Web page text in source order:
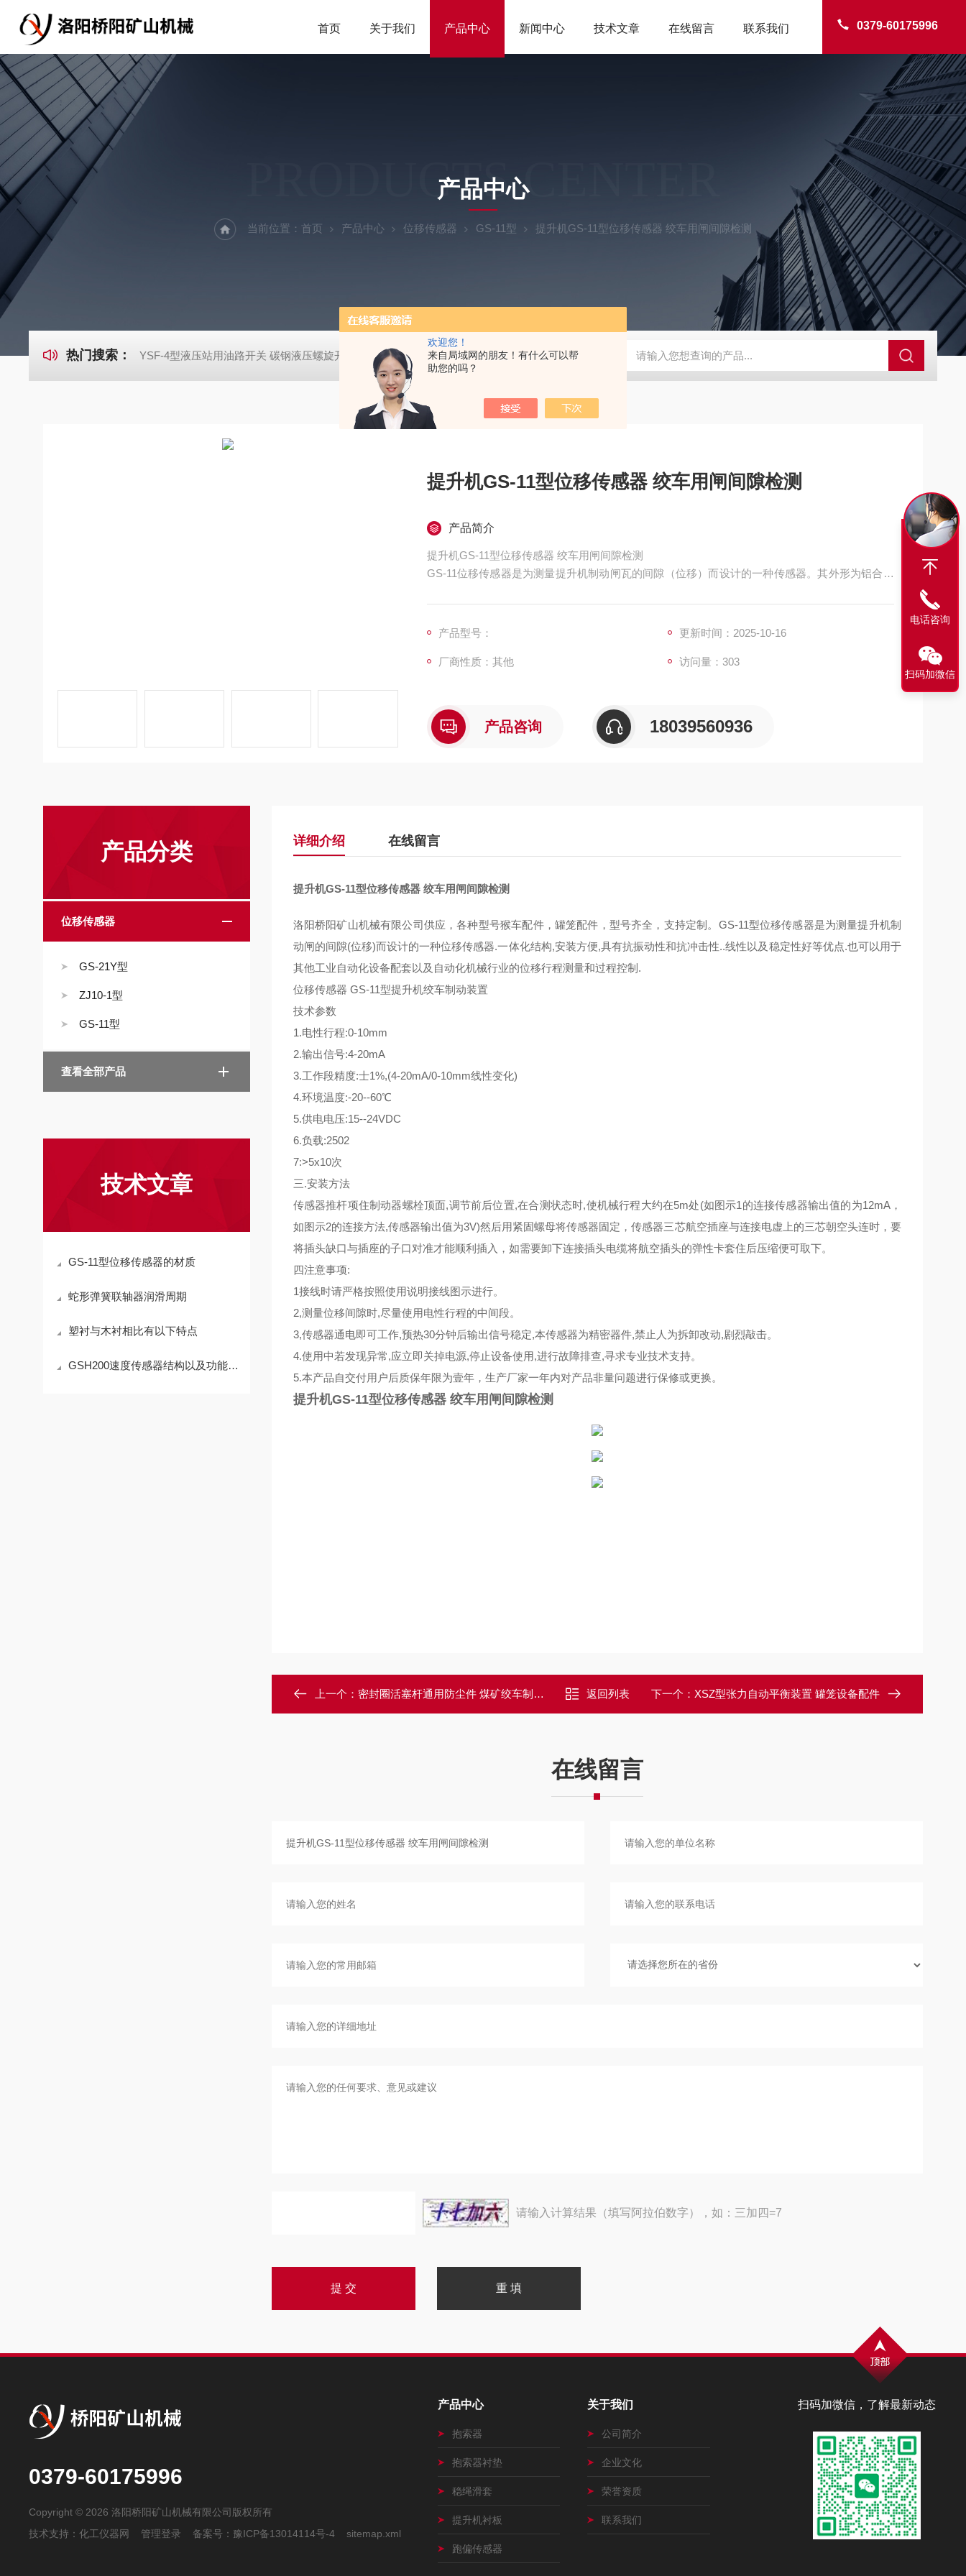
欢迎您！
来自局域网的朋友！有什么可以帮
助您的吗？
0379-60175996
首页 关于我们 产品中心 新闻中心 技术文章 在线留言 联系我们
PRODUCTS CENTER
产品中心
当前位置： 首页 产品中心 位移传感器 GS-11型 提升机GS-11型位移传感器 绞车用闸间隙检测
热门搜索： YSF-4型液压站用油路开关 碳钢液压螺旋开关 猴车配件橡胶轮衬 托压轮矿用斜井巷道用 矿用本安型行程开关KHXC24 井下机电设备 便携式移动液压系统总成 提升机
提升机GS-11型位移传感器 绞车用闸间隙检测
产品简介
提升机GS-11型位移传感器 绞车用闸间隙检测
GS-11位移传感器是为测量提升机制动闸瓦的间隙（位移）而设计的一种传感器。其外形为铝合金
产品型号： 更新时间：2025-10-16
厂商性质：其他 访问量：303
产品咨询 18039560936
产品分类
位移传感器
GS-21Y型
ZJ10-1型
GS-11型
查看全部产品
技术文章
GS-11型位移传感器的材质
蛇形弹簧联轴器润滑周期
塑衬与木衬相比有以下特点
GSH200速度传感器结构以及功能介绍
详细介绍 在线留言
提升机GS-11型位移传感器 绞车用闸间隙检测
洛阳桥阳矿山机械有限公司供应，各种型号猴车配件，罐笼配件，型号齐全，支持定制。GS-11型位移传感器是为测量提升机制
动闸的间隙(位移)而设计的一种位移传感器.一体化结构,安装方便,具有抗振动性和抗冲击性..线性以及稳定性好等优点.也可以用于
其他工业自动化设备配套以及自动化机械行业的位移行程测量和过程控制.
位移传感器 GS-11型提升机绞车制动装置
技术参数
1.电性行程:0-10mm
2.输出信号:4-20mA
3.工作段精度:士1%,(4-20mA/0-10mm线性变化)
4.环境温度:-20--60℃
5.供电电压:15--24VDC
6.负载:2502
7:>5x10次
三.安装方法
传感器推杆项住制动器螺栓顶面,调节前后位置,在合测状态时,使机械行程大约在5m处(如图示1的连接传感器输出值的为12mA，
如图示2的连接方法,传感器输出值为3V)然后用紧固螺母将传感器固定，传感器三芯航空插座与连接电虚上的三芯朝空头连时，要
将插头缺口与插座的子口对准才能顺利插入，如需要卸下连接插头电缆将航空插头的弹性卡套住后压缩便可取下。
四注意事项:
1接线时请严格按照使用说明接线图示进行。
2,测量位移间隙时,尽量使用电性行程的中间段。
3,传感器通电即可工作,预热30分钟后输出信号稳定,本传感器为精密器件,禁止人为拆卸改动,剧烈敲击。
4.使用中若发现异常,应立即关掉电源,停止设备使用,进行故障排查,寻求专业技术支持。
5.本产品自交付用户后质保年限为壹年，生产厂家一年内对产品非量问题进行保修或更换。
提升机GS-11型位移传感器 绞车用闸间隙检测
上一个： 密封圈活塞杆通用防尘件 煤矿绞车制动装置 返回列表 下一个： XSZ型张力自动平衡装置 罐笼设备配件
在线留言
请输入计算结果（填写阿拉伯数字），如：三加四=7
扫码加微信，了解最新动态
0379-60175996
Copyright © 2026 洛阳桥阳矿山机械有限公司版权所有
技术支持：化工仪器网 管理登录 备案号： 豫ICP备13014114号-4 sitemap.xml
产品中心
抱索器
抱索器衬垫
稳绳滑套
提升机衬板
跑偏传感器
关于我们
公司简介
企业文化
荣誉资质
联系我们
电话咨询
扫码加微信